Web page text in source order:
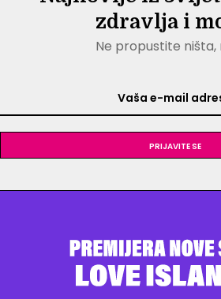
zdravlja i
Ne propustite ništa,
Prijavite se